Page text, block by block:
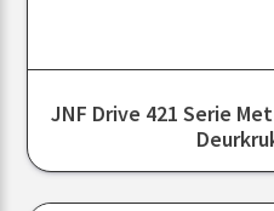
JNF Drive 421 Serie